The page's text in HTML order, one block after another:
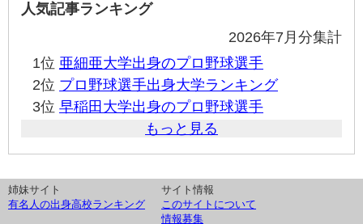
人気記事ランキング
2026年7月分集計
1位 亜細亜大学出身のプロ野球選手
2位 プロ野球選手出身大学ランキング
3位 早稲田大学出身のプロ野球選手
もっと見る
姉妹サイト
有名人の出身高校ランキング
サイト情報
このサイトについて
情報募集